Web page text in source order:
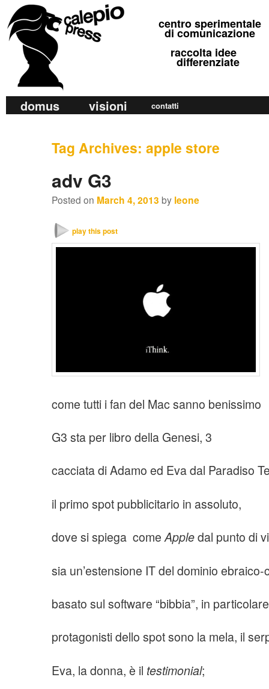
calepio press
©
centro sperimentale
di comunicazione
raccolta idee
differenziate
a
Skip
Skip
secondary
domus visioni contatti
Tag Archives: apple store
adv G3
Posted on March 4, 2013 by leone
play this post
come tutti i fan del Mac sanno benissimo
G3 sta per libro della Genesi, 3
cacciata di Adamo ed Eva dal Paradiso
il primo spot pubblicitario in assoluto,
dove si spiega comeAppledal punto di
sia un’estensione IT del dominio ebraico-
basato sul software “bibbia”, in
protagonisti dello spot sono la mela, il
Eva, la donna, è il testimonial;